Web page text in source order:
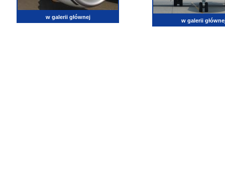
w galerii głównej
w galerii